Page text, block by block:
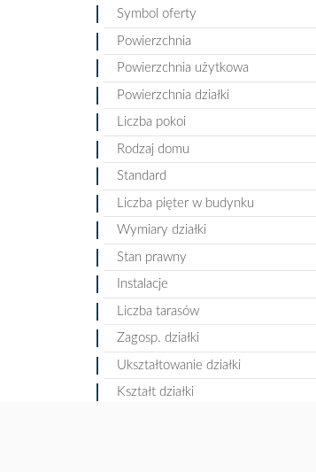
Symbol oferty
Powierzchnia
Powierzchnia użytkowa
Powierzchnia działki
Liczba pokoi
Rodzaj domu
Standard
Liczba pięter w budynku
Wymiary działki
Stan prawny
Instalacje
Liczba tarasów
Zagosp. działki
Ukształtowanie działki
Kształt działki